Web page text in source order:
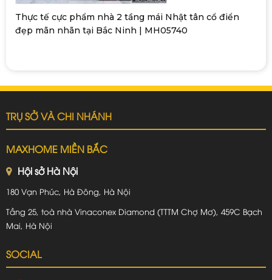
Thực tế cực phẩm nhà 2 tầng mái Nhật tân cổ điển
đẹp mãn nhãn tại Bắc Ninh | MH05740
TRỤ SỞ VÀ CHI NHÁNH
MAXHOME MIỀN BẮC
Hội sở Hà Nội
180 Vạn Phúc, Hà Đông, Hà Nội
Tầng 25, toà nhà Vinaconex Diamond (TTTM Chợ Mơ), 459C Bạch
Mai, Hà Nội
SOCIAL